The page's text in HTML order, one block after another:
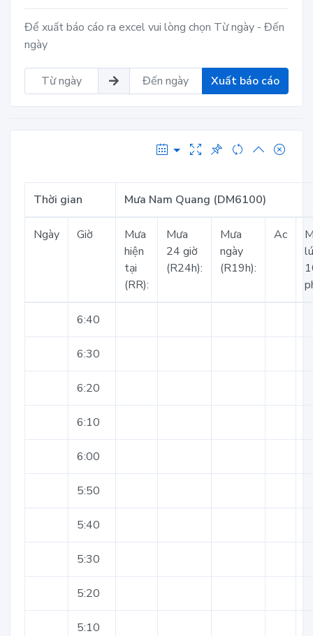
Để xuất báo cáo ra excel vui lòng chọn Từ ngày - Đến
ngày
Xuất báo cáo
Thời gian Mưa Nam Quang (DM6100)
Ngày Giờ
Mưa
hiện
tại
(RR):
Mưa
24 giờ
(R24h):
Mưa
ngày
(R19h):
Ac
6:40
6:30
6:20
6:10
6:00
5:50
5:40
5:30
5:20
5:10